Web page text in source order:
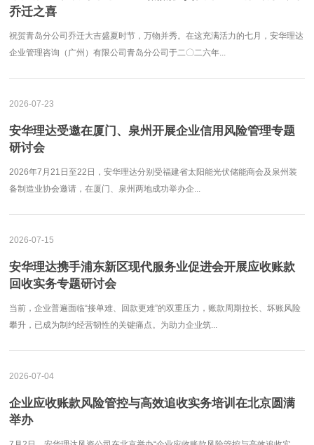
乔迁之喜
祝贺青岛分公司乔迁大吉盛夏时节，万物并秀。在这充满活力的七月，安华理达
企业管理咨询（广州）有限公司青岛分公司于二〇二六年...
2026-07-23
安华理达受邀在厦门、泉州开展企业信用风险管理专题
研讨会
2026年7月21日至22日，安华理达分别受福建省太阳能光伏储能商会及泉州装
备制造业协会邀请，在厦门、泉州两地成功举办企...
2026-07-15
安华理达携手浦东新区现代服务业促进会开展应收账款
回收实务专题研讨会
当前，企业普遍面临“接单难、回款更难”的双重压力，账款周期拉长、坏账风险
攀升，已成为制约经营韧性的关键痛点。为助力企业筑...
2026-07-04
企业应收账款风险管控与高效追收实务培训在北京圆满
举办